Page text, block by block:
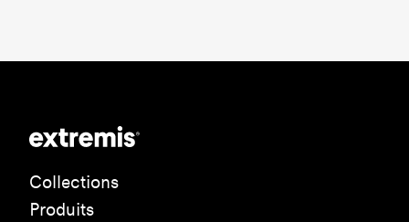
Collections
Produits